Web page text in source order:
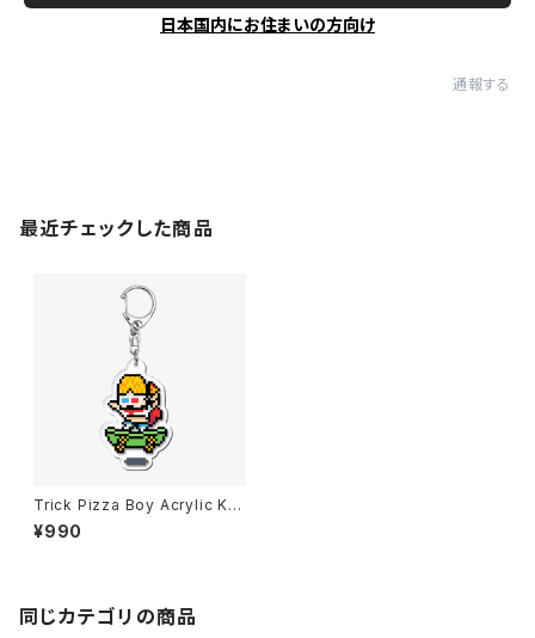
日本国内にお住まいの方向け
通報する
最近チェックした商品
Trick Pizza Boy Acrylic Ke
ychain
¥990
同じカテゴリの商品